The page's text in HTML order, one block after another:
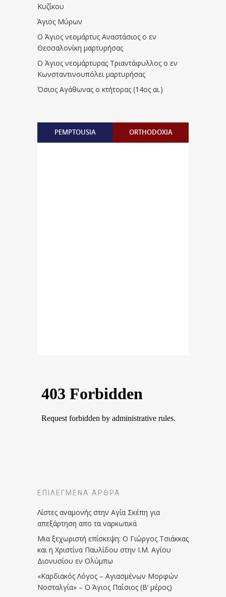
Κυζίκου
Άγιος Μύρων
Ο Άγιος νεομάρτυς Αναστάσιος ο εν
Θεσσαλονίκη μαρτυρήσας
Ο Άγιος νεομάρτυρας Τριαντάφυλλος ο εν
Κωνσταντινουπόλει μαρτυρήσας
Όσιος Αγάθωνας ο κτήτορας (14ος αι.)
PEMPTOUSIA ORTHODOXIA
ΕΠΙΛΕΓΜΈΝΑ ΆΡΘΡΑ
Λίστες αναμονής στην Αγία Σκέπη για
απεξάρτηση απο τα ναρκωτικά
Μια ξεχωριστή επίσκεψη: Ο Γιώργος Τσιάκκας
και η Χριστίνα Παυλίδου στην Ι.Μ. Αγίου
Διονυσίου εν Ολύμπω
«Καρδιακός Λόγος – Αγιασμένων Μορφών
Νοσταλγία» – Ο Άγιος Παΐσιος (Β’ μέρος)